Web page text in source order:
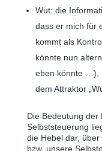
Wut: die
dass er mich für
kommt als
könnte nun
eben könnte …),
dem Attraktor
Die Bedeutung
Selbststeuerung
die Hebel dar,
bzw. unsere